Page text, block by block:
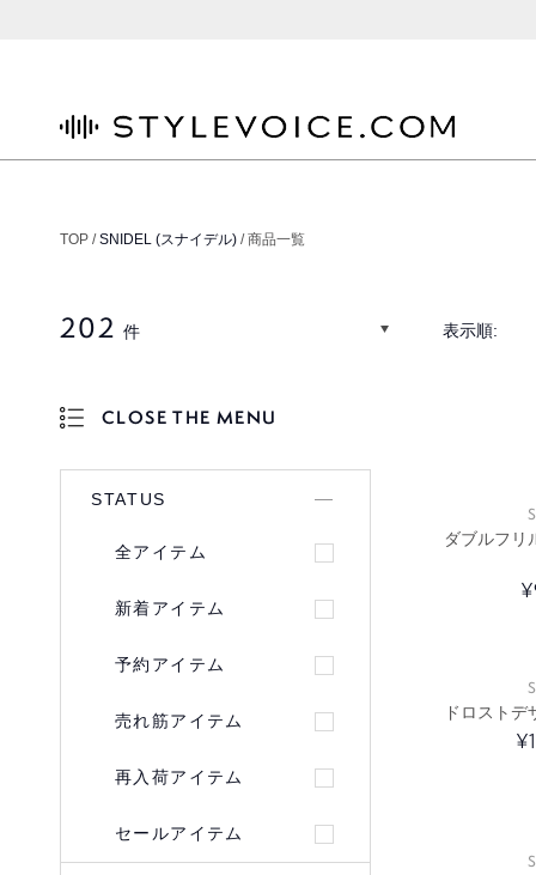
TOP /SNIDEL (スナイデル) / 商品一覧
202 件 表示順:
CLOSE THE MENU
STATUS
全アイテム
新着アイテム
予約アイテム
売れ筋アイテム
再入荷アイテム
セールアイテム
ダブルフリ
ドロストデ